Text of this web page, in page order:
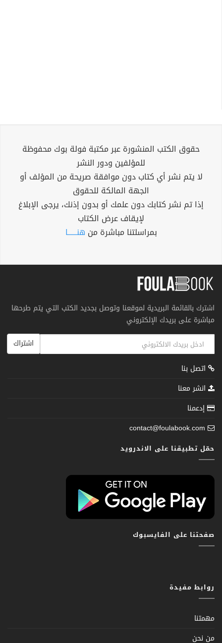
حقوق الكتب المنشورة عبر مكتبة فولة بوك محفوظة
للمؤلفين ودور النشر
لا يتم نشر أي كتاب دون موافقة صريحة من المؤلف أو
الجهة المالكة للحقوق
إذا تم نشر كتابك دون علمك أو بدون إذنك، يرجى الإبلاغ
لإيقاف عرض الكتاب
بمراسلتنا مباشرة من هنــــــا
اشترك بالقائمة البريدية لموقعنا وتوصل بجديد الكتب التي يتم طرحها
مباشرة على بريدك الإلكتروني
اشتراك
اتصل بنا
انشر معنا
إدعمنا
contact@foulabook.com
حمّل تطبيقنا على الاندرويد
صفحتنا على الفايسبوك
روابط مفيدة
مهمتنا
من نحن